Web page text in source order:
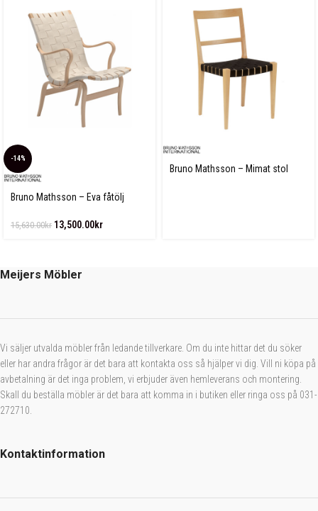
-14%
Bruno Mathsson – Eva fåtölj
15,630.00kr 13,500.00kr
Bruno Mathsson – Mimat stol
Meijers Möbler
Vi säljer utvalda möbler från ledande tillverkare. Om du inte hittar det du söker
eller har andra frågor är det bara att kontakta oss så hjälper vi dig. Vill ni köpa på
avbetalning är det inga problem, vi erbjuder även hemleverans och montering.
Skall du beställa möbler är det bara att komma in i butiken eller ringa oss på 031-
272710.
Kontaktinformation